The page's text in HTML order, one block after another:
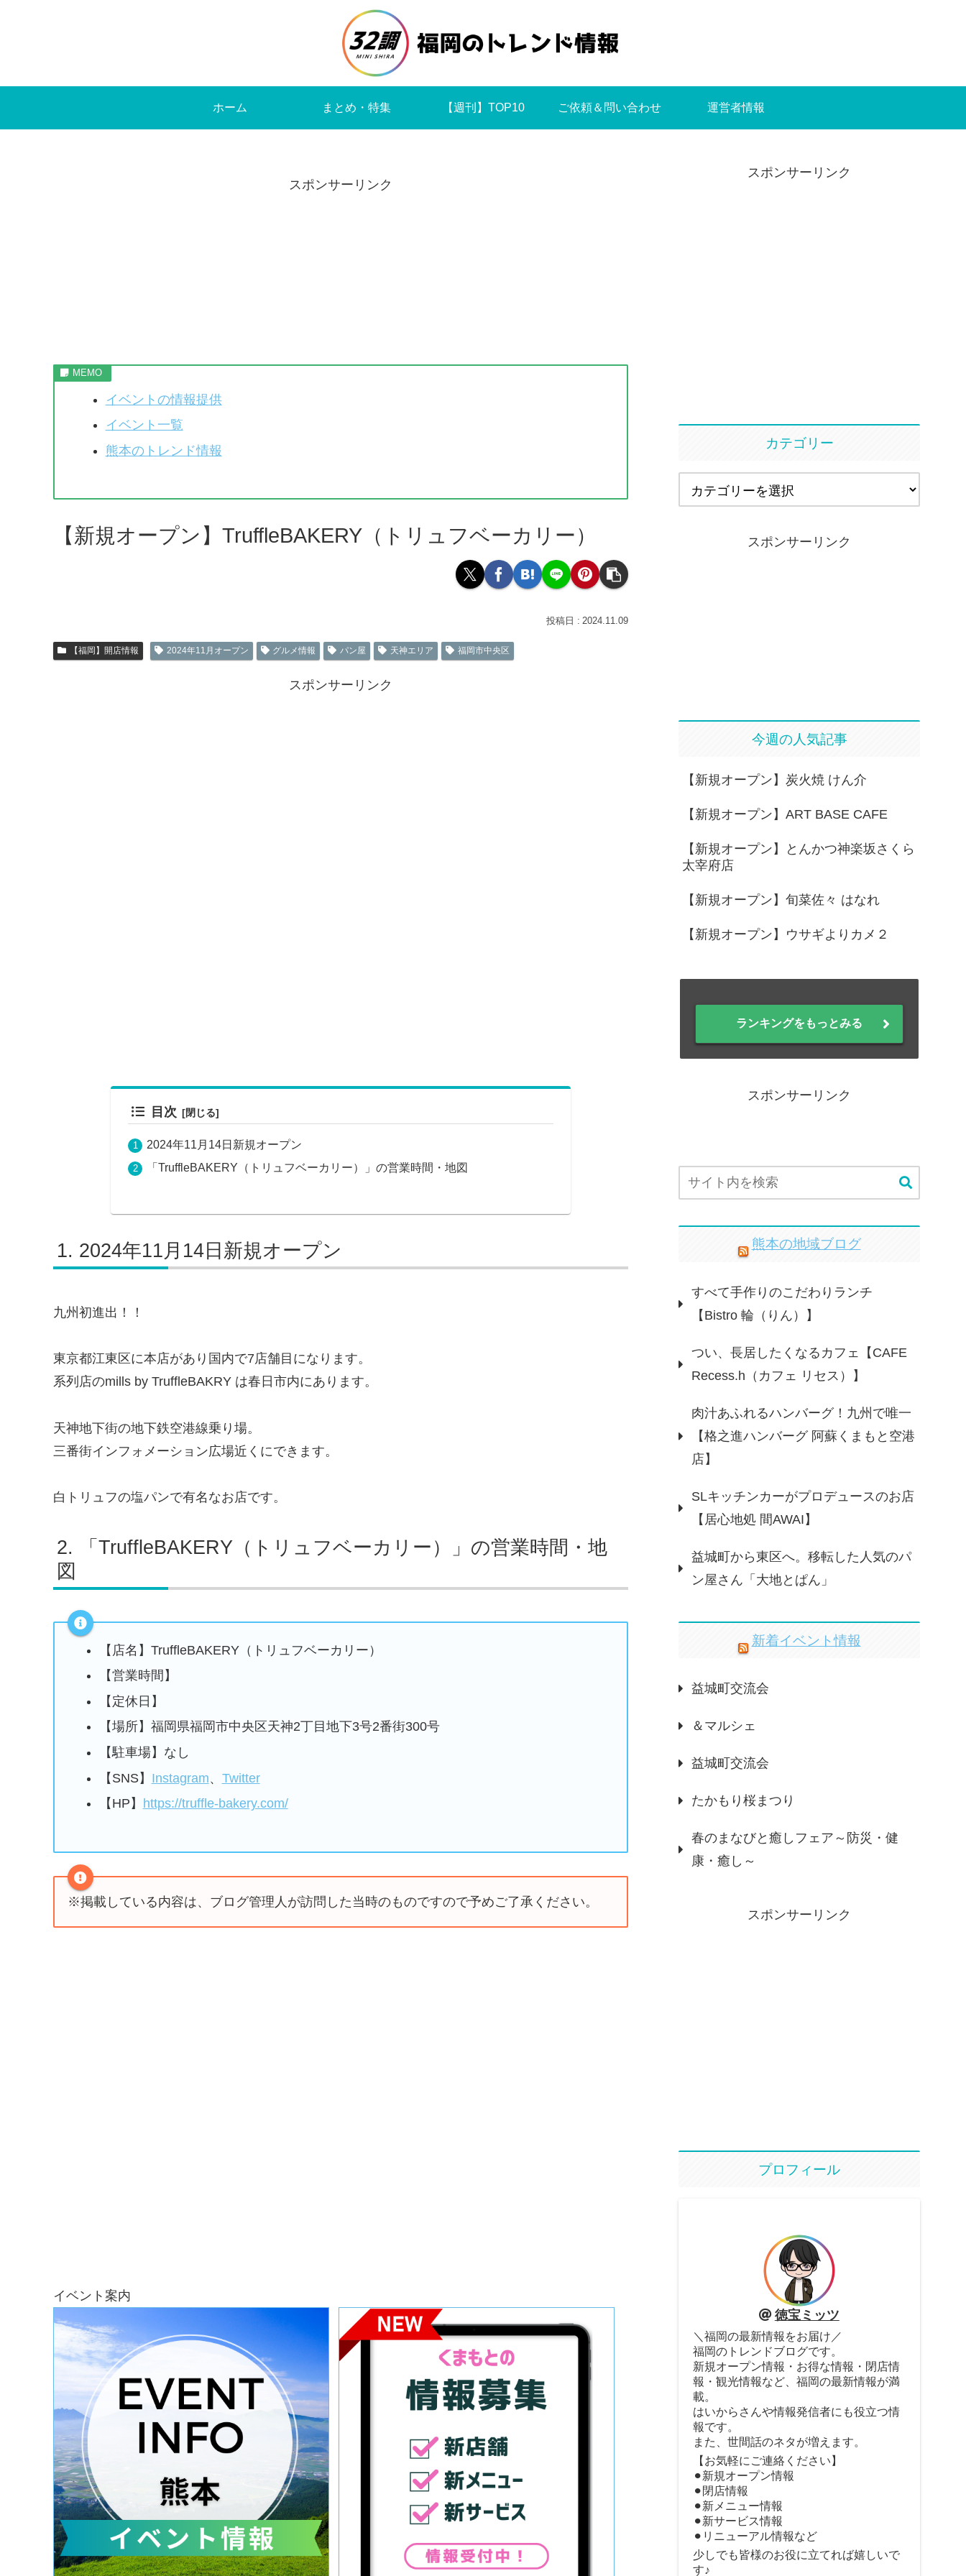
ホーム まとめ・特集 【週刊】TOP10 ご依頼＆問い合わせ 運営者情報
スポンサーリンク
イベントの情報提供
イベント一覧
熊本のトレンド情報
【新規オープン】TruffleBAKERY（トリュフベーカリー）
2024.11.09
【福岡】開店情報 2024年11月オープン グルメ情報 パン屋 天神エリア 福岡市中央区
スポンサーリンク
目次
2024年11月14日新規オープン
「TruffleBAKERY（トリュフベーカリー）」の営業時間・地図
2024年11月14日新規オープン
九州初進出！！
東京都江東区に本店があり国内で7店舗目になります。
系列店のmills by TruffleBAKRY は春日市内にあります。
天神地下街の地下鉄空港線乗り場。
三番街インフォメーション広場近くにできます。
白トリュフの塩パンで有名なお店です。
「TruffleBAKERY（トリュフベーカリー）」の営業時間・地
図
【店名】TruffleBAKERY（トリュフベーカリー）
【営業時間】
【定休日】
【場所】福岡県福岡市中央区天神2丁目地下3号2番街300号
【駐車場】なし
【SNS】 Instagram、 Twitter
【HP】
https://truffle-bakery.com/
※掲載している内容は、ブログ管理人が訪問した当時のものですので予めご了承ください。
イベント案内
スポンサーリンク
カテゴリー
スポンサーリンク
今週の人気記事
【新規オープン】炭火焼 けん介
【新規オープン】ART BASE CAFE
【新規オープン】とんかつ神楽坂さくら
太宰府店
【新規オープン】旬菜佐々 はなれ
【新規オープン】ウサギよりカメ２
ランキングをもっとみる
スポンサーリンク
熊本の地域ブログ
すべて手作りのこだわりランチ
【Bistro 輪（りん）】
つい、長居したくなるカフェ【CAFE
Recess.h（カフェ リセス）】
肉汁あふれるハンバーグ！九州で唯一
【格之進ハンバーグ 阿蘇くまもと空港
店】
SLキッチンカーがプロデュースのお店
【居心地処 間AWAI】
益城町から東区へ。移転した人気のパ
ン屋さん「大地とぱん」
新着イベント情報
益城町交流会
＆マルシェ
益城町交流会
たかもり桜まつり
春のまなびと癒しフェア～防災・健
康・癒し～
スポンサーリンク
プロフィール
徳宝ミッツ
＼福岡の最新情報をお届け／
福岡のトレンドブログです。
新規オープン情報・お得な情報・閉店情
報・観光情報など、福岡の最新情報が満
載。
はいからさんや情報発信者にも役立つ情
報です。
また、世間話のネタが増えます。
【お気軽にご連絡ください】
⚫︎新規オープン情報
⚫︎閉店情報
⚫︎新メニュー情報
⚫︎新サービス情報
⚫︎リニューアル情報など
少しでも皆様のお役に立てれば嬉しいで
す♪